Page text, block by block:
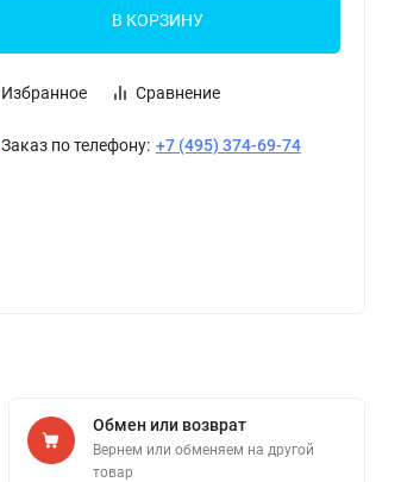
В КОРЗИНУ
Избранное Сравнение
Заказ по телефону: +7 (495) 374-69-74
Обмен или возврат
Вернем или обменяем на другой
товар